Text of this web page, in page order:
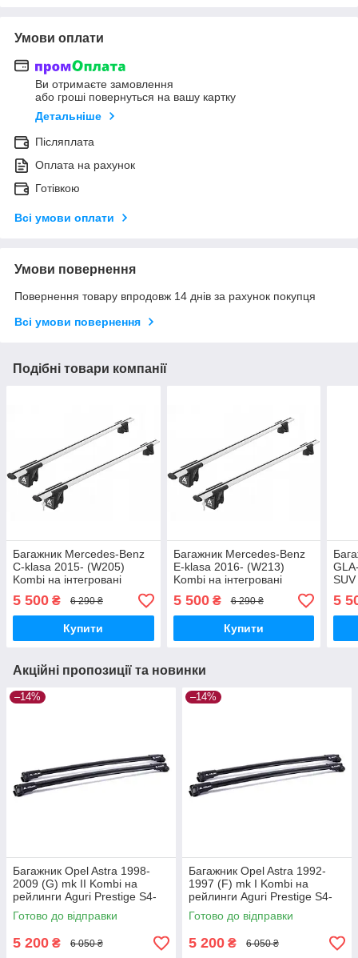
Умови оплати
Ви отримаєте замовлення
або гроші повернуться на вашу картку
Детальніше
Післяплата
Оплата на рахунок
Готівкою
Всі умови оплати
Умови повернення
Повернення товару впродовж 14 днів за рахунок покупця
Всі умови повернення
Подібні товари компанії
Багажник Mercedes-Benz
C-klasa 2015- (W205)
Kombi на інтегровані
R1C-1159G
5 500 ₴ 6 290 ₴
Купити
Багажник Mercedes-Benz
E-klasa 2016- (W213)
Kombi на інтегровані
R1C-1165G
5 500₴ 6 290 ₴
Купити
SUV
5
Акційні пропозиції та новинки
–14%
Багажник Opel Astra 1998-
2009 (G) mk II Kombi на
рейлинги Aguri Prestige S4-
1499B
Готово до відправки
5 200 ₴ 6 050 ₴
–14%
Багажник Opel Astra 1992-
1997 (F) mk I Kombi на
рейлинги Aguri Prestige S4-
1500B
Готово до відправки
5 200 ₴ 6 050 ₴